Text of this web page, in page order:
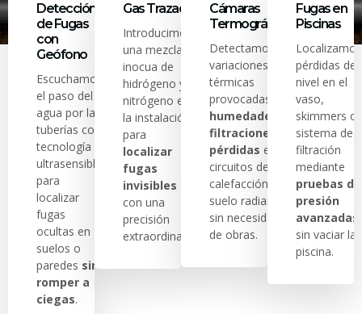
Detección
de Fugas
con
Geófono
Escuchamos
el paso del
agua por las
tuberías con
tecnología
ultrasensible
para
localizar
fugas
ocultas en
suelos o
paredes sin
romper a
ciegas.
Gas Trazador
Introducimos
una mezcla
inocua de
hidrógeno y
nitrógeno en
la instalación
para
localizar
fugas
invisibles
con una
precisión
extraordinaria.
Cámaras
Termográficas
Detectamos
variaciones
térmicas
provocadas por
humedades,
filtraciones o
pérdidas en
circuitos de
calefacción y
suelo radiante
sin necesidad
de obras.
Fugas en
Piscinas
Localizamos
pérdidas de
nivel en el
vaso,
skimmers o
sistema de
filtración
mediante
pruebas de
presión
avanzadas
sin vaciar la
piscina.